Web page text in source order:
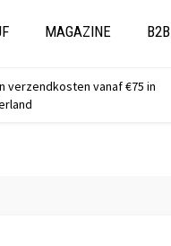
MAGAZINE B2B
verzendkosten vanaf €75 in